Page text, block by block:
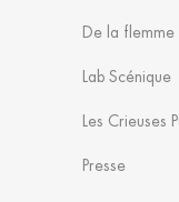
De la
Lab Scénique
Les Crieuses
Presse